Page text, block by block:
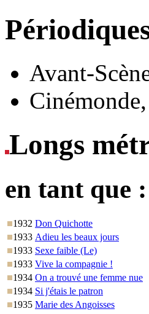
Avant-
Longs
en tant que :
1932 Don Quichotte
1933 Adieu les beaux jours
1933 Sexe faible (Le)
1933 Vive la compagnie !
1934 On a trouvé une femme nue
1934 Si j'étais le patron
1935 Marie des Angoisses